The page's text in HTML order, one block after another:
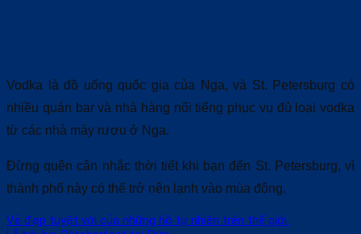
Vodka là đồ uống quốc gia của Nga, và St. Petersburg có
nhiều quán bar và nhà hàng nổi tiếng phục vụ đủ loại vodka
từ các nhà máy rượu ở Nga.
Đừng quên cân nhắc thời tiết khi bạn đến St. Petersburg, vì
thành phố này có thể trở nên lạnh vào mùa đông.
Vẻ đẹp tuyệt vời của những hồ tự nhiên trên thế giới.